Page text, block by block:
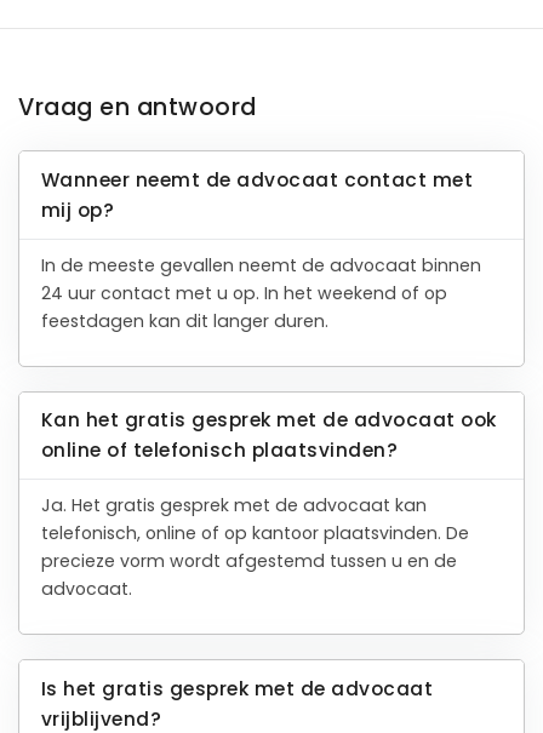
Vraag en antwoord
Wanneer neemt de advocaat contact met
mij op?
In de meeste gevallen neemt de advocaat binnen
24 uur contact met u op. In het weekend of op
feestdagen kan dit langer duren.
Kan het gratis gesprek met de advocaat ook
online of telefonisch plaatsvinden?
Ja. Het gratis gesprek met de advocaat kan
telefonisch, online of op kantoor plaatsvinden. De
precieze vorm wordt afgestemd tussen u en de
advocaat.
Is het gratis gesprek met de advocaat
vrijblijvend?